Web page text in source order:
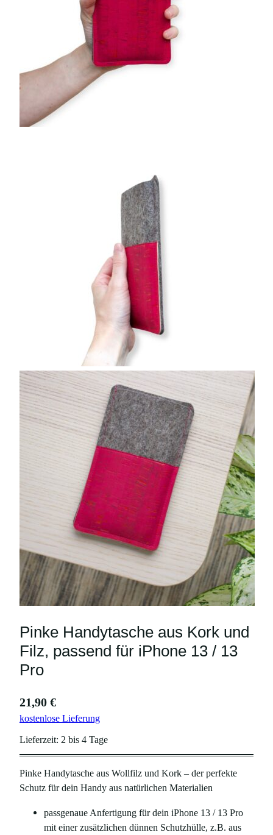
Pinke Handytasche aus Kork und
Filz, passend für iPhone 13 / 13
Pro
21,90 €
kostenlose Lieferung
Lieferzeit: 2 bis 4 Tage
Pinke Handytasche aus Wollfilz und Kork – der perfekte
Schutz für dein Handy aus natürlichen Materialien
passgenaue Anfertigung für dein iPhone 13 / 13 Pro
mit einer zusätzlichen dünnen Schutzhülle, z.B. aus